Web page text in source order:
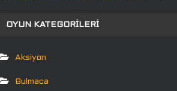
OYUN KATEGORILERI
Aksiyon
Bulmaca